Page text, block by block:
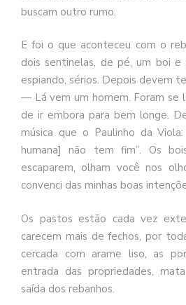
buscam outro rumo.
E foi o que aconteceu com o
dois sentinelas, de pé, um boi e
espiando, sérios. Depois devem
— Lá vem um homem. Foram se
de ir embora para bem longe.
música que o Paulinho da
humana] não tem fim”. Os
escaparem, olham você nos
convenci das minhas boas
Os pastos estão cada vez
carecem mais de fechos, por
cercada com arame liso, as
entrada das propriedades,
saída dos rebanhos.